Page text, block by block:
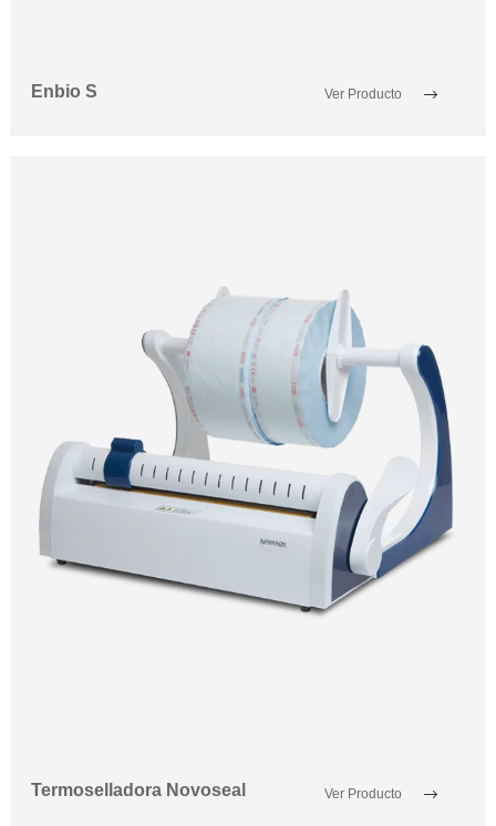
Enbio S Ver Producto
Termoselladora Novoseal Ver Producto